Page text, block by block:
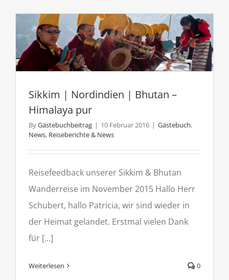
Sikkim | Nordindien | Bhutan –
Himalaya pur
ByGästebuchbeitrag | 10 Februar 2016 | Gästebuch,
News, Reiseberichte & News
Reisefeedback unserer Sikkim & Bhutan
Wanderreise im November 2015 Hallo Herr
Schubert, hallo Patricia, wir sind wieder in
der Heimat gelandet. Erstmal vielen Dank
für [...]
Weiterlesen 0